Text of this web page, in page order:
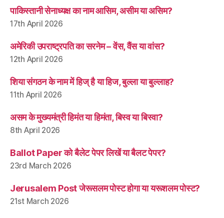
पाकिस्तानी सेनाध्यक्ष का नाम आसिम, असीम या असिम?
17th April 2026
अमेरिकी उपराष्ट्रपति का सरनेम – वेंस, वैंस या वांस?
12th April 2026
शिया संगठन के नाम में हिज् है या हिज, बुल्ला या बुल्लाह?
11th April 2026
असम के मुख्यमंत्री हिमंत या हिमंता, बिस्व या बिस्वा?
8th April 2026
Ballot Paper को बैलेट पेपर लिखें या बैलट पेपर?
23rd March 2026
Jerusalem Post जेरूसलम पोस्ट होगा या यरूशलम पोस्ट?
21st March 2026